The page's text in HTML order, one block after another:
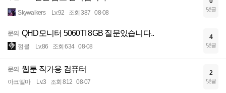
Skywalkers Lv.92 조회 387 08-08 댓글
문의 QHD모니터 5060TI 8GB 질문있습니다..
껌블 Lv.86 조회 634 08-08
4
댓글
문의 웹툰 작가용 컴퓨터
아크엘마 Lv.3 조회 812 08-07
2
댓글